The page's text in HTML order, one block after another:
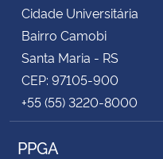
Secretaria-Geral
Secretaria de Governo
Gabinete de Segurança Institucional
Advocacia-Geral da União
Cidade Universitária
Bairro Camobi
Santa Maria - RS
CEP: 97105-900
+55 (55) 3220-8000
PPGA